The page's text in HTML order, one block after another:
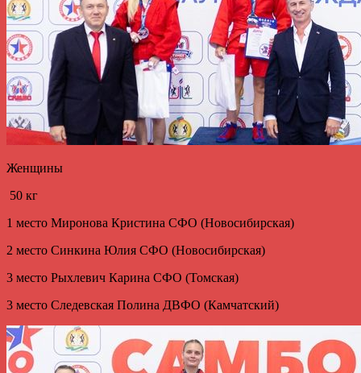
Женщины
50 кг
1 место Миронова Кристина СФО (Новосибирская)
2 место Синкина Юлия СФО (Новосибирская)
3 место Рыхлевич Карина СФО (Томская)
3 место Следевская Полина ДВФО (Камчатский)